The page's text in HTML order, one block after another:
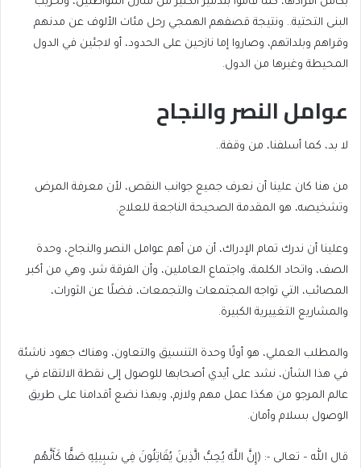
البنى التحتية.. ونتيجة قصفهم الهمجي رحل مئات الألوف عن مدنهم
وقراهم وبلداتهم، وصاروا إما نازحين على الحدود، أو لاجئين في الدول
المحيطة وغيرها من الدول.
عوامل النصر والنجاح
لا بد، كما أسلفنا، من وقفة..
من هنا كان علينا أن نعرف جميع جوانب النقص، لأن معرفة المرض
وتشخيصه، هو المقدمة الصحيحة الناجعة للعلاج.
وعلينا أن ندرك تمام الإدراك، أن من أهم عوامل النصر والنجاح، وحدة
الصف، واتحاد الكلمة، واجتماع العاملين، وأن الفرقة شر، وهي من أكبر
المصائب، التي تواجه المجتمعات والتجمعات، فضلًا عن الثورات،
والمشاريع التغييرية الكبيرة.
والمطلب العملي، هو أولًا وحدة التنسيق والتعاون، وهناك جهود ناشئة
في هذا الشأن، نشد على أيدي أصحابها للوصول إلى نقطة الالتقاء في
عالم المرجو من هكذا عمل مهم ولازم، وبهذا نضع أقدامنا على طريق
الوصول بسلام وأمان.
قال الله – تعالى -: (إِنَّ اللَّهَ يُحِبُّ الَّذِينَ يُقَاتِلُونَ فِي سَبِيلِهِ صَفًّا كَأَنَّهُم